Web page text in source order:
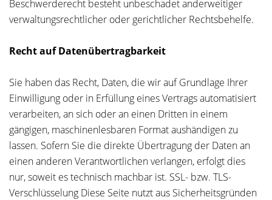
Beschwerderecht besteht unbeschadet anderweitiger
verwaltungsrechtlicher oder gerichtlicher Rechtsbehelfe.
Recht auf Datenübertragbarkeit
Sie haben das Recht, Daten, die wir auf Grundlage Ihrer
Einwilligung oder in Erfüllung eines Vertrags automatisiert
verarbeiten, an sich oder an einen Dritten in einem
gängigen, maschinenlesbaren Format aushändigen zu
lassen. Sofern Sie die direkte Übertragung der Daten an
einen anderen Verantwortlichen verlangen, erfolgt dies
nur, soweit es technisch machbar ist. SSL- bzw. TLS-
Verschlüsselung Diese Seite nutzt aus Sicherheitsgründen